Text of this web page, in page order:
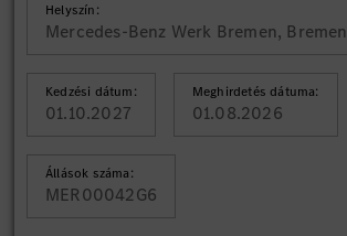
Helyszín:
Mercedes-Benz Werk Bremen, Bremen
Kedzési dátum:
01.10.2027
Meghirdetés dátuma:
01.08.2026
Állások száma:
MER00042G6